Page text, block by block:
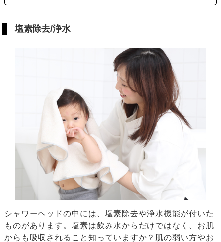
塩素除去/浄水
シャワーヘッドの中には、塩素除去や浄水機能が付いた
ものがあります。塩素は飲み水からだけではなく、お肌
からも吸収されること知っていますか？肌の弱い方やお